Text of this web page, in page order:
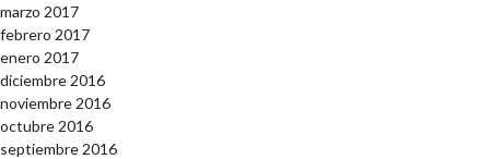
marzo 2017
febrero 2017
enero 2017
diciembre 2016
noviembre 2016
octubre 2016
septiembre 2016